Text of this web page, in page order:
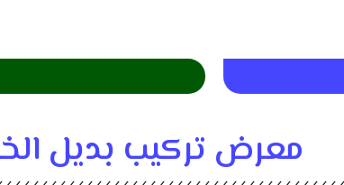
معرض تركيب بديل